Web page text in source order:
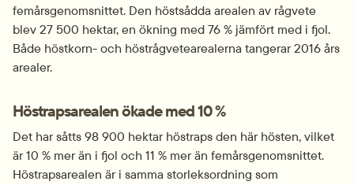
femårsgenomsnittet. Den höstsådda arealen av rågvete
blev 27 500 hektar, en ökning med 76 % jämfört med i fjol.
Både höstkorn- och höstrågvetearealerna tangerar 2016 års
arealer.
Höstrapsarealen ökade med 10 %
Det har såtts 98 900 hektar höstraps den här hösten, vilket
är 10 % mer än i fjol och 11 % mer än femårsgenomsnittet.
Höstrapsarealen är i samma storleksordning som